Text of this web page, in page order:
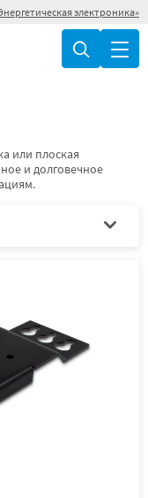
электроника»
или плоская
и долговечное